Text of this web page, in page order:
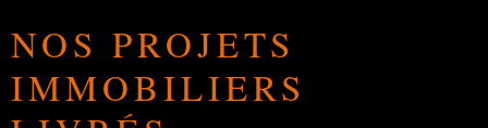
NOS PROJETS
IMMOBILIERS